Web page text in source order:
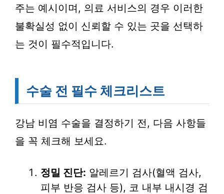
주는 예시이며, 의료 서비스의 경우 이러한
불확실성 없이 신뢰할 수 있는 곳을 선택하
는 것이 필수적입니다.
수술 전 필수 체크리스트
강남 비염 수술을 결정하기 전, 다음 사항들
을 꼭 체크해 보세요.
정밀 진단: 알레르기 검사(혈액 검사,
피부 반응 검사 등), 코 내부 내시경 검